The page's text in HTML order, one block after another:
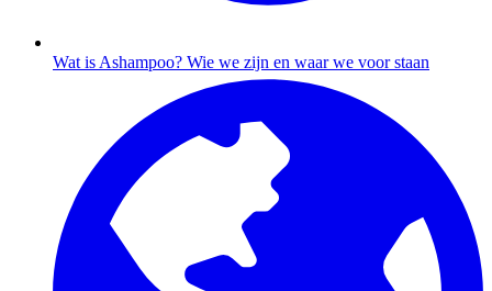
Wat is Ashampoo? Wie we zijn en waar we voor staan